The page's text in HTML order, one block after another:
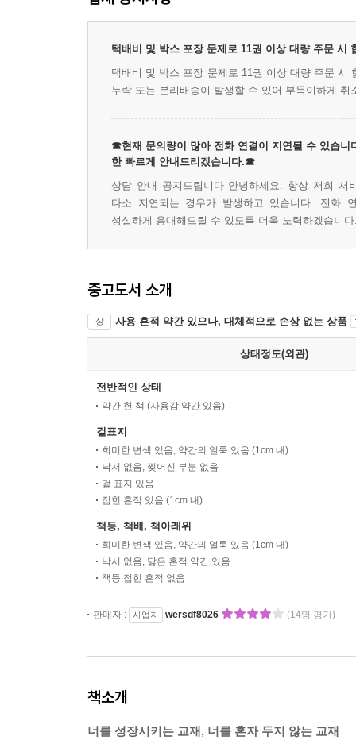
택배비 및 박스 포장 문제로 11권 이상 대량 주문 시
택배비 및 박스 포장 문제로 11권 이상 대량 주문
누락 또는 분리배송이 발생할 수 있어 부득이하게 취
☎현재 문의량이 많아 전화 연결이 지연될 수 있습니
한 빠르게 안내드리겠습니다.☎
상담 안내 공지드립니다 안녕하세요. 항상 저희 서
다소 지연되는 경우가 발생하고 있습니다. 전화
성실하게 응대해드릴 수 있도록 더욱 노력하겠습니
중고도서 소개
상 사용 흔적 약간 있으나, 대체적으로 손상 없는 상품
상태정도(외관)
전반적인 상태
약간 헌 책 (사용감 약간 있음)
겉표지
희미한 변색 있음, 약간의 얼룩 있음 (1cm 내)
낙서 없음, 찢어진 부분 없음
겉 표지 있음
접힌 흔적 있음 (1cm 내)
책등, 책배, 책아래위
희미한 변색 있음, 약간의 얼룩 있음 (1cm 내)
낙서 없음, 닳은 흔적 약간 있음
책등 접힌 흔적 없음
판매자 : 사업자 wersdf8026 (14명 평가)
책소개
너를 성장시키는 교재, 너를 혼자 두지 않는 교재